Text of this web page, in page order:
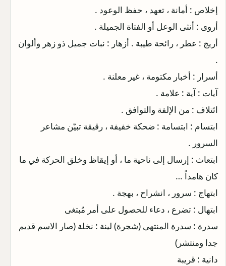
إخلاص : أمانة ، تعهد ، حفظ الوعود .
أروى : أنثى الوعل أو الفتاة الجميلة .
أريج : عطر ، رائحة طيبة . أزهار : نبات جميل ذو زهر وألوان
.
أسرار : أخبار مكتومة ، غير معلنة .
آيات : آية : علامة .
ائتلاف : من الإلفة والتوافق .
ابتسام : ابتسامة : ضحكة خفيفة ، رقيقة تبيّن مشاعر
السرور .
ابتعاث : إرسال إلى ناحية ما ، أو إيقاظ وخلق الحركة في ما
كان هامداً …
ابتهاج : سرور ، انشراح ، بهجة .
ابتهال : تضرع ، دعاء للحصول على أمر مُبتغى
سدرة : سدرة المنتهى (شجرة) لينة : نخلة (صار الاسم قديم
جدا ومنتشر)
دانية : قريبة